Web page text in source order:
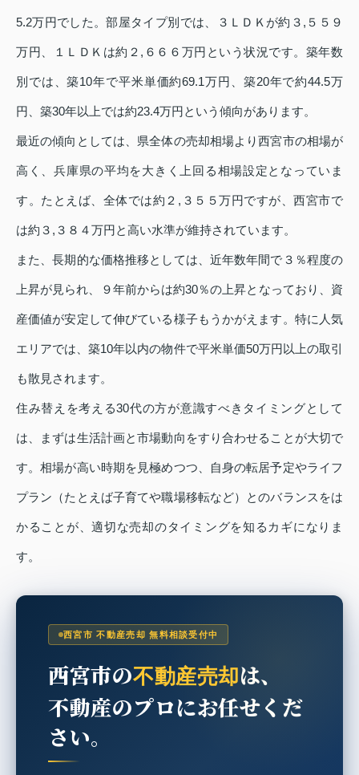
5.2万円でした。部屋タイプ別では、３ＬＤＫが約３,５５９
万円、１ＬＤＫは約２,６６６万円という状況です。築年数
別では、築10年で平米単価約69.1万円、築20年で約44.5万
円、築30年以上では約23.4万円という傾向があります。
最近の傾向としては、県全体の売却相場より西宮市の相場が
高く、兵庫県の平均を大きく上回る相場設定となっていま
す。たとえば、全体では約２,３５５万円ですが、西宮市で
は約３,３８４万円と高い水準が維持されています。
また、長期的な価格推移としては、近年数年間で３％程度の
上昇が見られ、９年前からは約30％の上昇となっており、資
産価値が安定して伸びている様子もうかがえます。特に人気
エリアでは、築10年以内の物件で平米単価50万円以上の取引
も散見されます。
住み替えを考える30代の方が意識すべきタイミングとして
は、まずは生活計画と市場動向をすり合わせることが大切で
す。相場が高い時期を見極めつつ、自身の転居予定やライフ
プラン（たとえば子育てや職場移転など）とのバランスをは
かることが、適切な売却のタイミングを知るカギになりま
す。
西宮市 不動産売却 無料相談受付中
西宮市の不動産売却は、
不動産のプロにお任せくだ
さい。